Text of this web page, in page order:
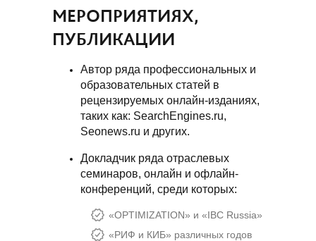
МЕРОПРИЯТИЯХ,
ПУБЛИКАЦИИ
Автор ряда профессиональных и
образовательных статей в
рецензируемых онлайн-изданиях,
таких как: SearchEngines.ru,
Seonews.ru и других.
Докладчик ряда отраслевых
семинаров, онлайн и офлайн-
конференций, среди которых:
«OPTIMIZATION» и «IBC Russia»
«РИФ и КИБ» различных годов